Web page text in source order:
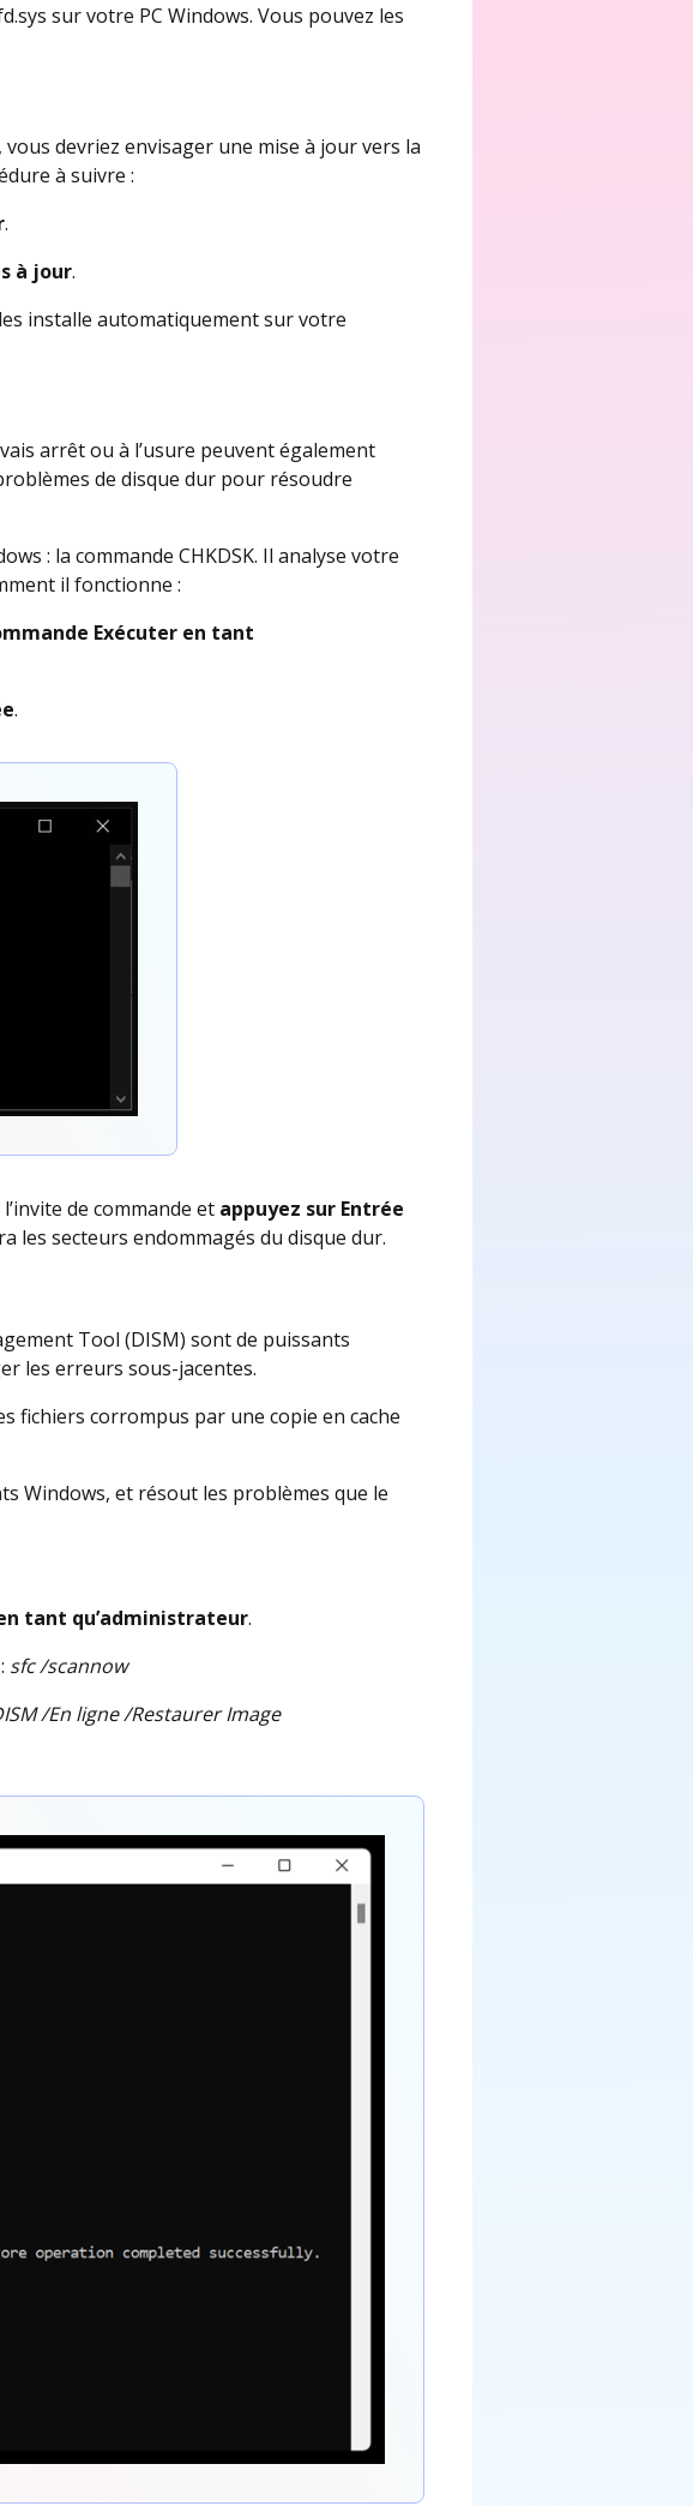
sur votre PC Windows. Vous pouvez les
devriez envisager une mise à jour vers la
à suivre :
.
à jour.
installe automatiquement sur votre
arrêt ou à l’usure peuvent également
de disque dur pour résoudre
: la commande CHKDSK. Il analyse votre
il fonctionne :
Exécuter en tant
.
l’invite de commande et appuyez sur Entrée
les secteurs endommagés du disque dur.
Tool (DISM) sont de puissants
les erreurs sous-jacentes.
fichiers corrompus par une copie en cache
Windows, et résout les problèmes que le
tant qu’administrateur.
sfc /scannow
/En ligne /Restaurer Image